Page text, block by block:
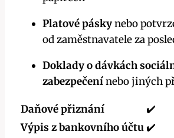
Platové páskynebo
od zaměstnavatele za
Doklady o dávkách
zabezpečenínebo jiných
Daňové přiznání
✔️
Výpis z bankovního účtu ✔️